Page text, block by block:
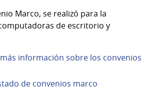
Marco, se realizó para la
de escritorio y
información sobre los convenios
de convenios marco